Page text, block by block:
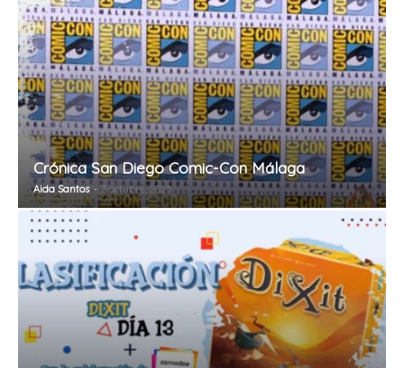
Crónica San Diego Comic-Con Málaga
Aida Santos - 3 octubre, 2025